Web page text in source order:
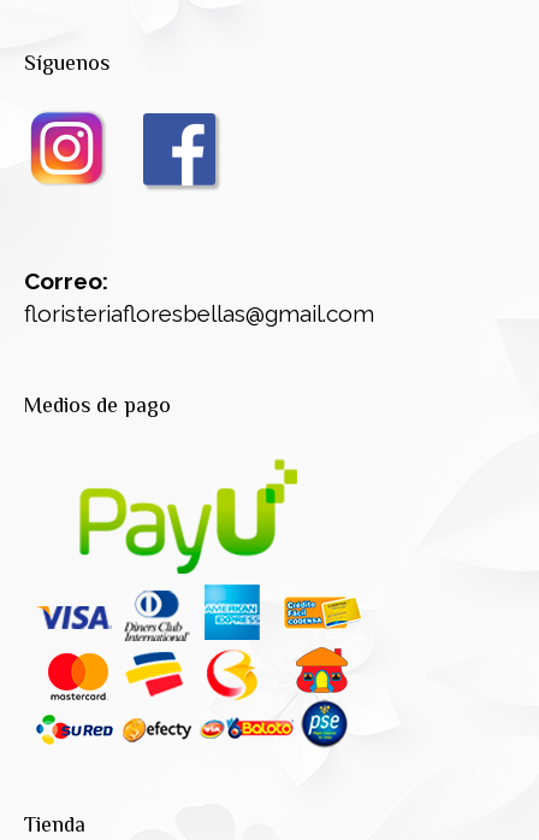
Síguenos
Correo:
floristeriafloresbellas@gmail.com
Medios de pago
Tienda